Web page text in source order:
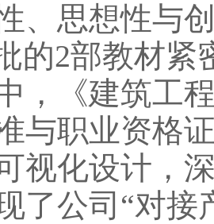
、思想性与
的2部教材紧
，《建筑工
与职业资格
视化设计，
了公司“对接